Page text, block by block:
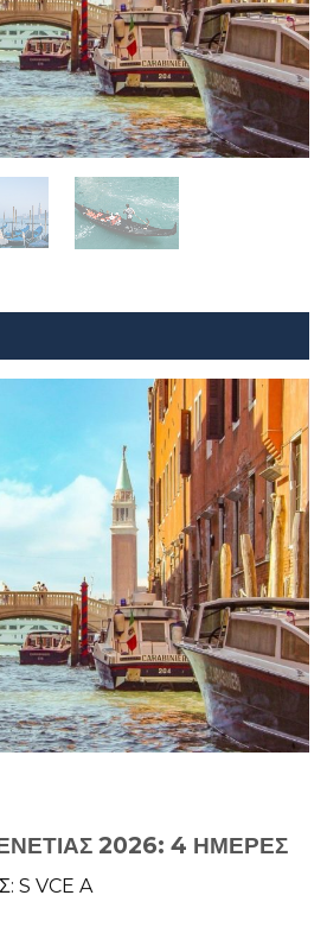
2026: 4 ΗΜΕΡΕΣ
S VCE A